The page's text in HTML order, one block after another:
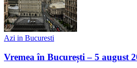
Azi in Bucuresti
Vremea în București – 5 august